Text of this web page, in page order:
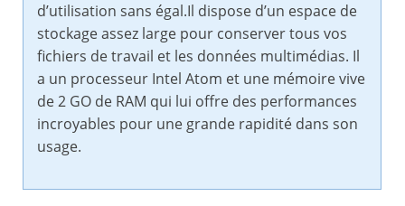
d’utilisation sans égal.Il dispose d’un espace de
stockage assez large pour conserver tous vos
fichiers de travail et les données multimédias. Il
a un processeur Intel Atom et une mémoire vive
de 2 GO de RAM qui lui offre des performances
incroyables pour une grande rapidité dans son
usage.